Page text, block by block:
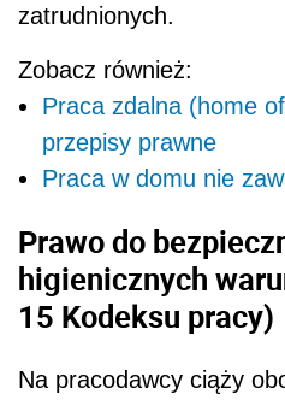
zatrudnionych.
Zobacz również:
Praca zdalna (home
przepisy prawne
Praca w domu nie
Prawo do
higienicznych
15 Kodeksu pracy)
Na pracodawcy ciąży